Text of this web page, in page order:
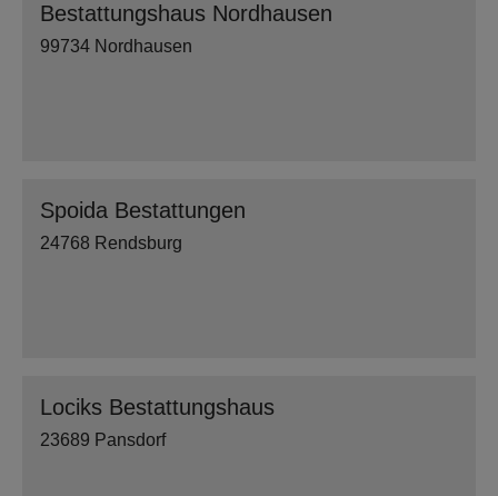
Bestattungshaus Nordhausen
99734 Nordhausen
Spoida Bestattungen
24768 Rendsburg
Lociks Bestattungshaus
23689 Pansdorf